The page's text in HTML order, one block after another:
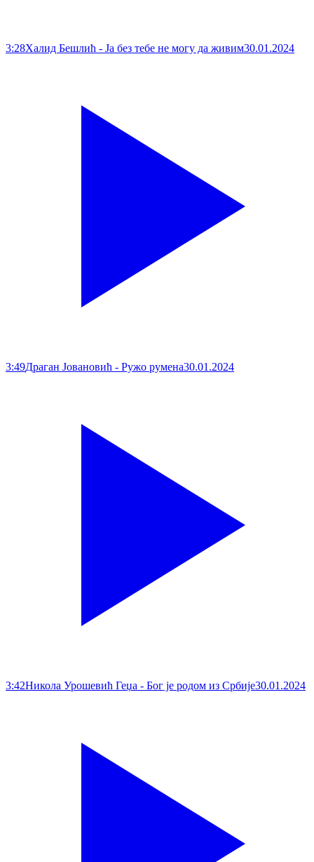
3:28Халид Бешлић - Ја без тебе не могу да живим30.01.2024
3:49Драган Јовановић - Ружо румена30.01.2024
3:42Никола Урошевић Геџа - Бог је родом из Србије30.01.2024